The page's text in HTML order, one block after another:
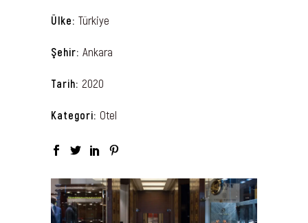
Ülke Türkiye
Şehir Ankara
Tarih 2020
Kategori Otel